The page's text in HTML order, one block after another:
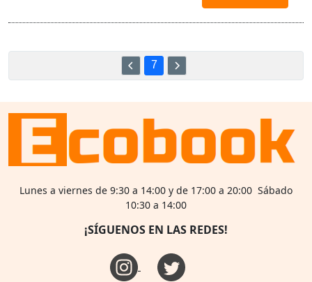
7
Lunes a viernes de 9:30 a 14:00 y de 17:00 a 20:00 Sábado
10:30 a 14:00
¡SÍGUENOS EN LAS REDES!